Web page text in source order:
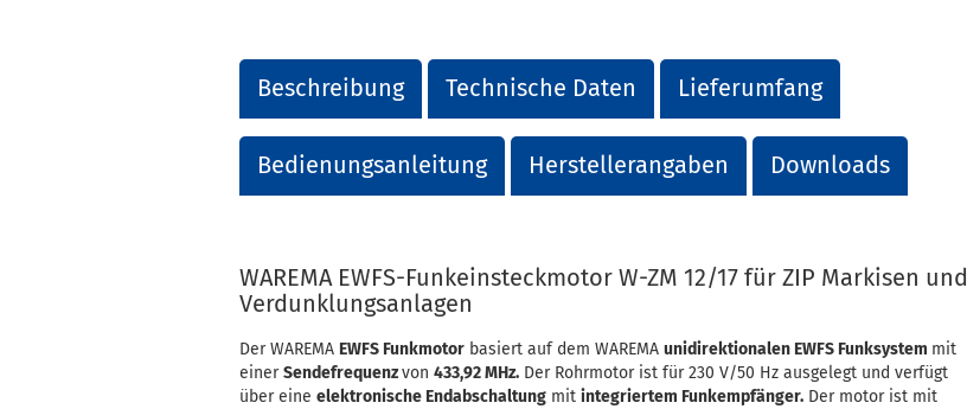
Beschreibung Technische Daten Lieferumfang
Bedienungsanleitung Herstellerangaben Downloads
WAREMA EWFS-Funkeinsteckmotor W-ZM 12/17 für ZIP Markisen und
Verdunklungsanlagen
Der WAREMA EWFS Funkmotor basiert auf dem WAREMA unidirektionalen EWFS Funksystem mit
einerSendefrequenzvon 433,92 MHz. Der Rohrmotor ist für 230 V/50 Hz ausgelegt und verfügt
über eine elektronische Endabschaltung mit integriertem Funkempfänger. Der motor ist mit